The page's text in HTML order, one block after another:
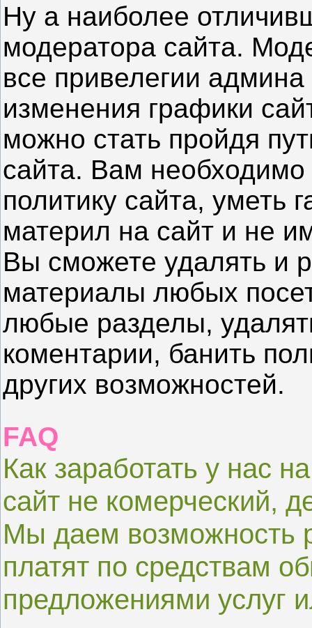
Ну а наиболее
модератора сайта.
все привелегии
изменения графики
можно стать пройдя
сайта. Вам
политику сайта, уметь
материл на сайт и не
Вы сможете удалять и
материалы любых
любые разделы,
коментарии, банить
других возможностей.
FAQ
Как заработать у нас
сайт не комерческий,
Мы даем возможность
платят по средствам
предложениями услуг